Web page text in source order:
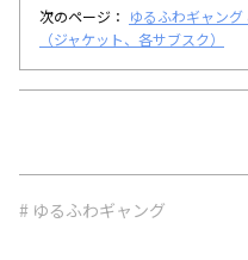
次のページ： ゆるふわギャン
（ジャケット、各サブスク）
# ゆるふわギャング